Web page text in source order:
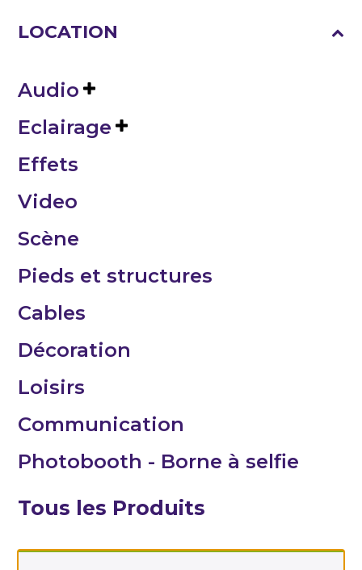
LOCATION
Audio
Eclairage
Effets
Video
Scène
Pieds et structures
Cables
Décoration
Loisirs
Communication
Photobooth - Borne à selfie
Tous les Produits